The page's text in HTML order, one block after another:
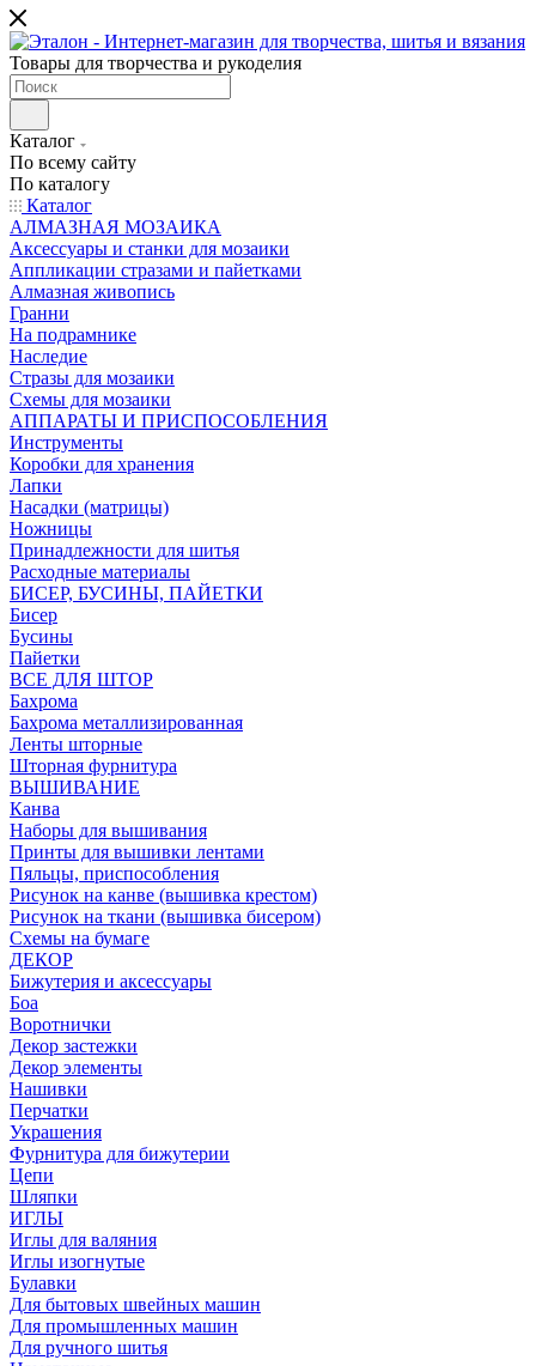
Товары для творчества и рукоделия
Каталог
По всему сайту
По каталогу
Каталог
АЛМАЗНАЯ МОЗАИКА
Аксессуары и станки для мозаики
Аппликации стразами и пайетками
Алмазная живопись
Гранни
На подрамнике
Наследие
Стразы для мозаики
Схемы для мозаики
АППАРАТЫ И ПРИСПОСОБЛЕНИЯ
Инструменты
Коробки для хранения
Лапки
Насадки (матрицы)
Ножницы
Принадлежности для шитья
Расходные материалы
БИСЕР, БУСИНЫ, ПАЙЕТКИ
Бисер
Бусины
Пайетки
ВСЕ ДЛЯ ШТОР
Бахрома
Бахрома металлизированная
Ленты шторные
Шторная фурнитура
ВЫШИВАНИЕ
Канва
Наборы для вышивания
Принты для вышивки лентами
Пяльцы, приспособления
Рисунок на канве (вышивка крестом)
Рисунок на ткани (вышивка бисером)
Схемы на бумаге
ДЕКОР
Бижутерия и аксессуары
Боа
Воротнички
Декор застежки
Декор элементы
Нашивки
Перчатки
Украшения
Фурнитура для бижутерии
Цепи
Шляпки
ИГЛЫ
Иглы для валяния
Иглы изогнутые
Булавки
Для бытовых швейных машин
Для промышленных машин
Для ручного шитья